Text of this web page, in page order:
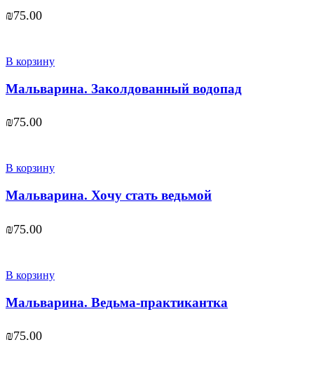
₪75.00
В корзину
Мальварина. Заколдованный водопад
₪75.00
В корзину
Мальварина. Хочу стать ведьмой
₪75.00
В корзину
Мальварина. Ведьма-практикантка
₪75.00